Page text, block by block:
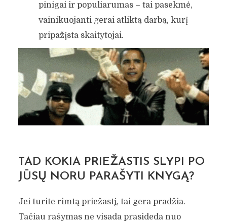
pinigai ir populiarumas – tai pasekmė,
vainikuojanti gerai atliktą darbą, kurį
pripažįsta skaitytojai.
TAD KOKIA PRIEŽASTIS SLYPI PO
JŪSŲ NORU PARAŠYTI KNYGĄ?
Jei turite rimtą priežastį, tai gera pradžia.
Tačiau rašymas ne visada prasideda nuo